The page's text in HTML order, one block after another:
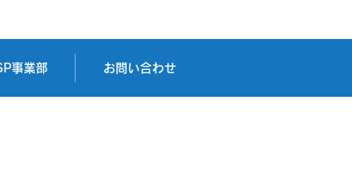
事業部 お問い合わせ